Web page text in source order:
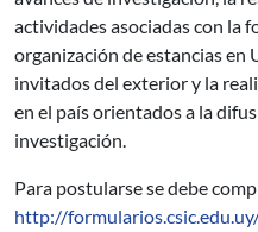
actividades asociadas con la
organización de estancias en
invitados del exterior y la
en el país orientados a la
investigación.
Para postularse se debe
http://